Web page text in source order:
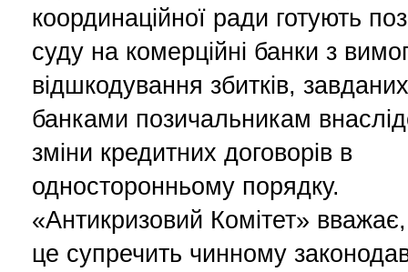
координаційної ради готують
суду на комерційні банки з
відшкодування збитків, завданих
банками позичальникам
зміни кредитних договорів в
односторонньому порядку.
«Антикризовий Комітет»
це супречить чинному